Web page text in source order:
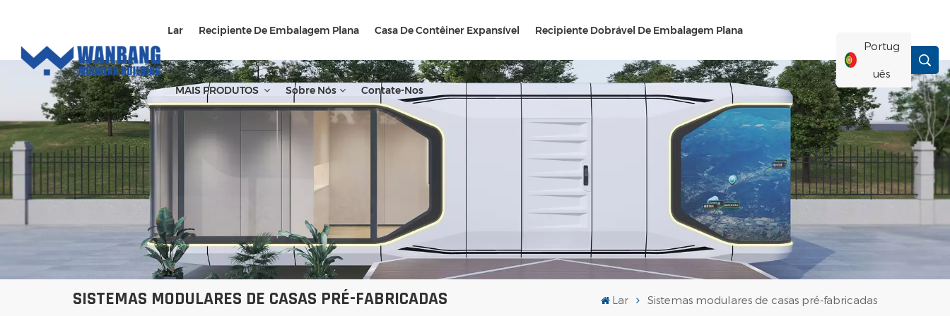
Lar Recipiente De Embalagem Plana Casa De Contêiner Expansível Recipiente Dobrável De Embalagem Plana
MAIS PRODUTOS Sobre Nós Contate-Nos
Portug
Uês
English
Français
Русский
SISTEMAS MODULARES DE CASAS PRÉ-FABRICADAS Lar Sistemas modulares de casas pré-fabricadas